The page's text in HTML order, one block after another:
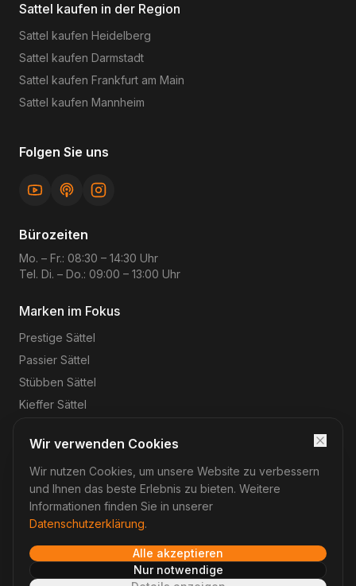
Sattel kaufen in der Region
Sattel kaufen Heidelberg
Sattel kaufen Darmstadt
Sattel kaufen Frankfurt am Main
Sattel kaufen Mannheim
Folgen Sie uns
Bürozeiten
Mo. – Fr.: 08:30 – 14:30 Uhr
Tel. Di. – Do.: 09:00 – 13:00 Uhr
Marken im Fokus
Prestige Sättel
Passier Sättel
Stübben Sättel
Kieffer Sättel
©2026 Reitsport-Rheinmain – Magnus Wehrheim. Alle
Rechte vorbehalten.
Impressum DatenschutzAGB
Verträge hier widerrufen
Wir verwenden Cookies
Wir nutzen Cookies, um unsere Website zu verbessern
und Ihnen das beste Erlebnis zu bieten. Weitere
Informationen finden Sie in unserer
Datenschutzerklärung.
Alle akzeptieren
Nur notwendige